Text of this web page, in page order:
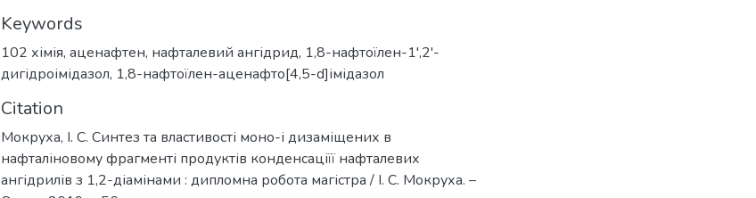
Keywords
102 хімія, аценафтен, нафталевий ангідрид, 1,8-нафтоїлен-1',2'-
дигідроімідазол, 1,8-нафтоїлен-аценафто[4,5-d]імідазол
Citation
Мокруха, І. С. Синтез та властивості моно-і дизаміщених в
нафталіновому фрагменті продуктів конденсаціїї нафталевих
ангідрилів з 1,2-діамінами : дипломна робота магістра / І. С. Мокруха. –